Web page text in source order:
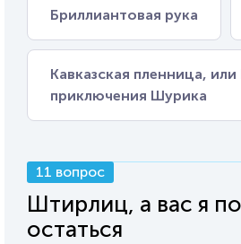
Бриллиантовая рука
Кавказская пленница,
приключения Шурика
11 вопрос
Штирлиц, а вас я
остаться